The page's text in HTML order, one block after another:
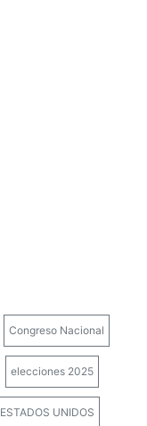
Congreso Nacional
elecciones 2025
ESTADOS UNIDOS